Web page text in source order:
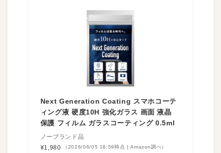
Next Generation Coating スマホコーテ
ィング液 硬度10H 強化ガラス 画面 液晶
保護 フィルム ガラスコーティング 0.5ml
ノーブランド品
¥1,980
（2026/06/05 18:59時点 | Amazon調べ）